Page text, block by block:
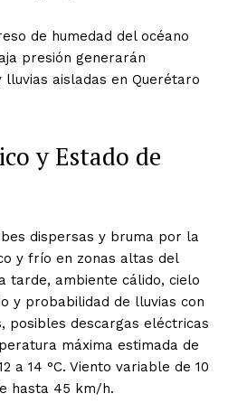
de humedad del océano
presión generarán
aisladas en Querétaro
y Estado de
dispersas y bruma por la
y frío en zonas altas del
tarde, ambiente cálido, cielo
y probabilidad de lluvias con
posibles descargas eléctricas
máxima estimada de
a 14 °C. Viento variable de 10
hasta 45 km/h.